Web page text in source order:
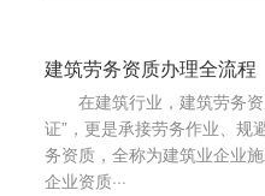
建筑劳务资质办理全流程
在建筑行业，建筑劳务
证”，更是承接劳务作业、规
务资质，全称为建筑业企业
企业资质···